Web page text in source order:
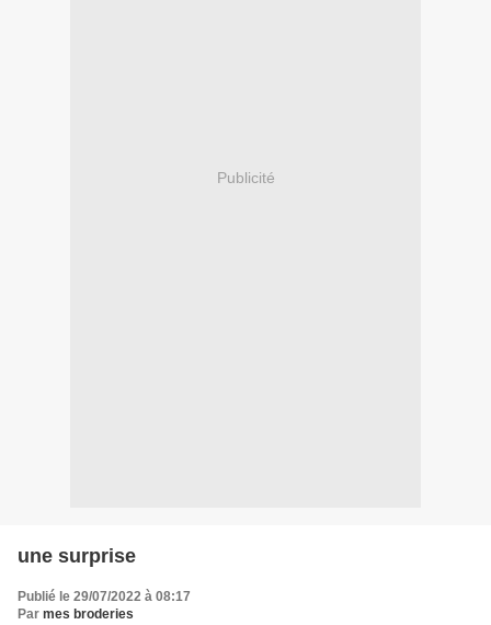
Publicité
une surprise
Publié le 29/07/2022 à 08:17
Par mes broderies